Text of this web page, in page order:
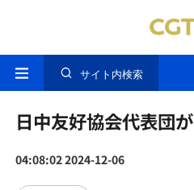
サイト内検索
日中友好協会代表団
04:08:02 2024-12-06